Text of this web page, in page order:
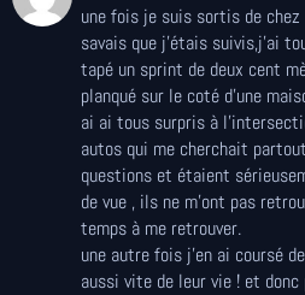
une fois je suis sortis de
savais que j'étais suivis,j'ai
tapé un sprint de deux cent
planqué sur le coté d'une
ai ai tous surpris à
autos qui me cherchait
questions et étaient
de vue , ils ne m'ont pas
temps à me retrouver.
une autre fois j'en ai coursé
aussi vite de leur vie ! et